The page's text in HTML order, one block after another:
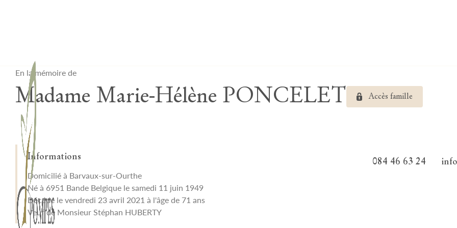
084 46 63 24
En la mémoire de
Madame Marie-Hélène PONCELET Accès famille
Informations
Domicilié à Barvaux-sur-Ourthe
Né à 6951 Bande Belgique le samedi 11 juin 1949
Décédé le vendredi 23 avril 2021 à l'âge de 71 ans
Veuf de Monsieur Stéphan HUBERTY